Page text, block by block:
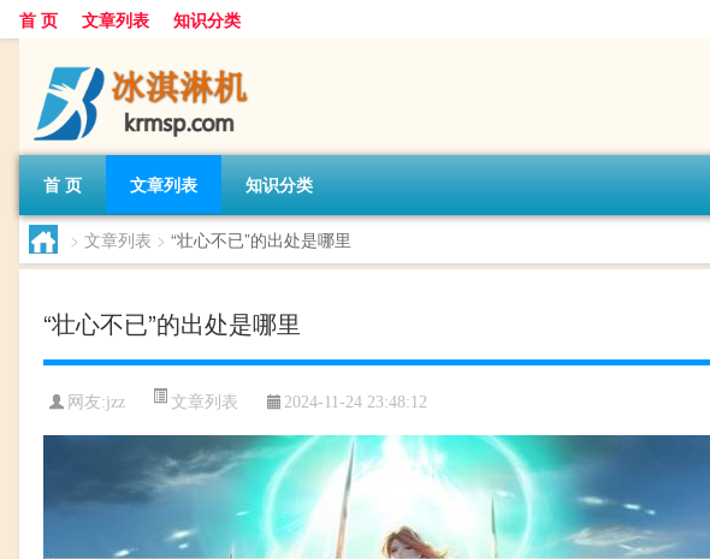
首 页 文章列表 知识分类
首 页 文章列表 知识分类
> 文章列表 > “壮心不已”的出处是哪里
“壮心不已”的出处是哪里
网友:jzz 文章列表 2024-11-24 23:48:12